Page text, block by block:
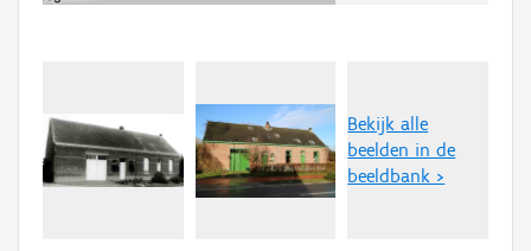
Bekijk alle
beelden in de
beeldbank >